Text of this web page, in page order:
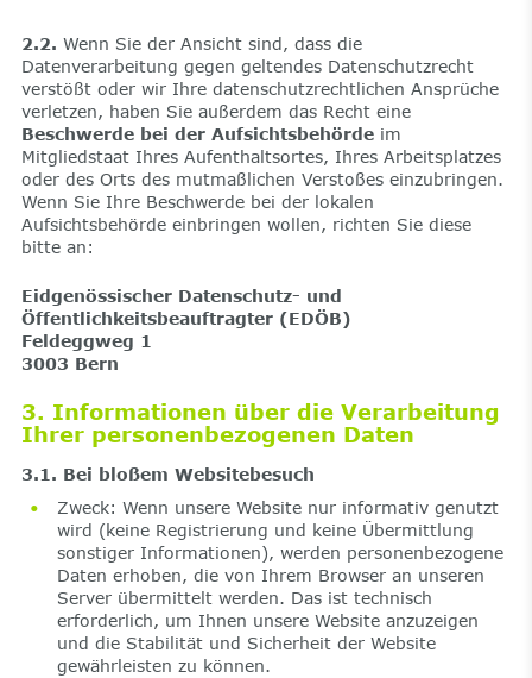
2.2. Wenn Sie der Ansicht sind, dass die
Datenverarbeitung gegen geltendes Datenschutzrecht
verstößt oder wir Ihre datenschutzrechtlichen Ansprüche
verletzen, haben Sie außerdem das Recht eine
Beschwerde bei der Aufsichtsbehördeim
Mitgliedstaat Ihres Aufenthaltsortes, Ihres Arbeitsplatzes
oder des Orts des mutmaßlichen Verstoßes einzubringen.
Wenn Sie Ihre Beschwerde bei der lokalen
Aufsichtsbehörde einbringen wollen, richten Sie diese
bitte an:
Eidgenössischer Datenschutz- und
Öffentlichkeitsbeauftragter (EDÖB)
Feldeggweg 1
3003 Bern
3. Informationen über die Verarbeitung
Ihrer personenbezogenen Daten
3.1. Bei bloßem Websitebesuch
Zweck: Wenn unsere Website nur informativ genutzt
wird (keine Registrierung und keine Übermittlung
sonstiger Informationen), werden personenbezogene
Daten erhoben, die von Ihrem Browser an unseren
Server übermittelt werden. Das ist technisch
erforderlich, um Ihnen unsere Website anzuzeigen
und die Stabilität und Sicherheit der Website
gewährleisten zu können.